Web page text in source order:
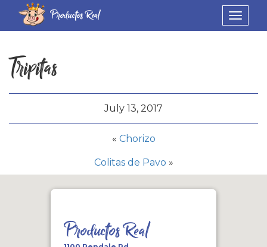
Toggle
Productos Real
Tripitas
July 13, 2017
« Chorizo
Colitas de Pavo »
Productos Real